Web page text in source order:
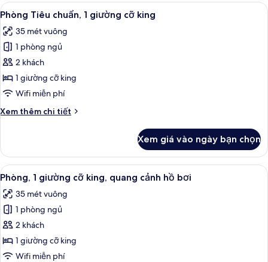
giường
queen
Xem
tất
cả
ảnh
Phòng
Tiêu
chuẩn,
giường
Minibar, két bảo mật tại phòng, bàn
13
Phòng Tiêu chuẩn, 1 giường cỡ king
35 mét vuông
1 phòng ngủ
2 khách
1 giường cỡ king
Wifi miễn phí
Xem thêm chi tiết
Chi
Phòng
Tiêu
chuẩn,
giường
cỡ
Xem giá vào ngày bạn chọn
Xem
tất
cả
ảnh
Phòng,
1
giường
Minibar, két bảo mật tại phòng, bàn
12
Phòng, 1 giường cỡ king, quang cảnh hồ bơi
35 mét vuông
1 phòng ngủ
2 khách
1 giường cỡ king
Wifi miễn phí